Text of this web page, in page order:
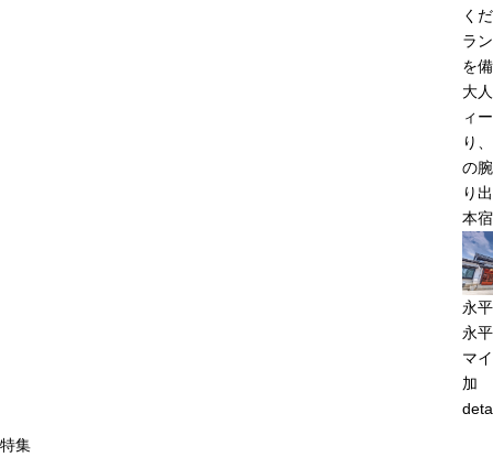
く
ラ
を
大
ィ
り
の
り
本
永
永
マ
加
特集